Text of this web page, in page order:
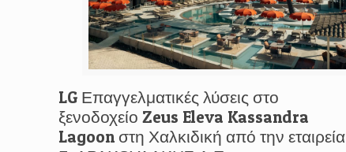
LG Επαγγελματικές λύσεις στο
ξενοδοχείο Zeus Eleva Kassandra
Lagoon στη Χαλκιδική από την εταιρεία